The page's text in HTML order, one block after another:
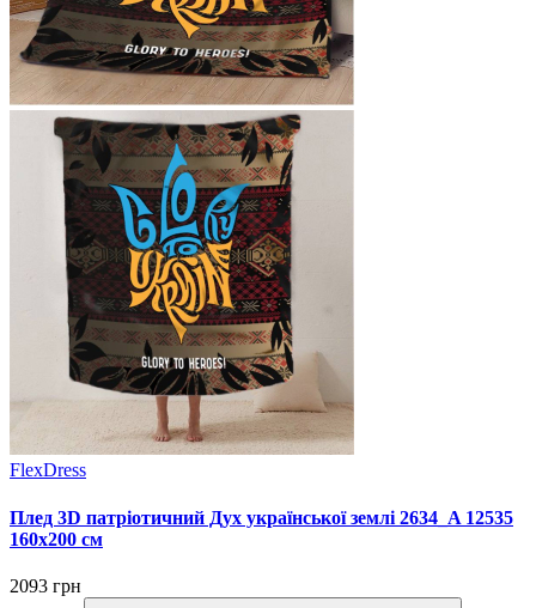
FlexDress
Плед 3D патріотичний Дух української землі 2634_A 12535
160х200 см
2093 грн